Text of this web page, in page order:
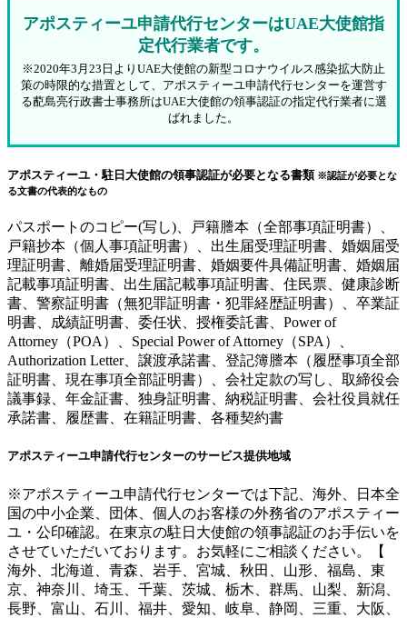
アポスティーユ申請代行センターはUAE大使館指
定代行業者です。
※2020年3月23日よりUAE大使館の新型コロナウイルス感染拡大防止
策の時限的な措置として、アポスティーユ申請代行センターを運営す
る蓜島亮行政書士事務所はUAE大使館の領事認証の指定代行業者に選
ばれました。
アポスティーユ・駐日大使館の領事認証が必要となる書類 ※認証が必要とな
る文書の代表的なもの
パスポートのコピー(写し)、戸籍謄本（全部事項証明書）、
戸籍抄本（個人事項証明書）、出生届受理証明書、婚姻届受
理証明書、離婚届受理証明書、婚姻要件具備証明書、婚姻届
記載事項証明書、出生届記載事項証明書、住民票、健康診断
書、警察証明書（無犯罪証明書・犯罪経歴証明書）、卒業証
明書、成績証明書、委任状、授権委託書、Power of
Attorney（POA）、Special Power of Attorney（SPA）、
Authorization Letter、譲渡承諾書、登記簿謄本（履歴事項全部
証明書、現在事項全部証明書）、会社定款の写し、取締役会
議事録、年金証書、独身証明書、納税証明書、会社役員就任
承諾書、履歴書、在籍証明書、各種契約書
アポスティーユ申請代行センターのサービス提供地域
※アポスティーユ申請代行センターでは下記、海外、日本全
国の中小企業、団体、個人のお客様の外務省のアポスティー
ユ・公印確認。在東京の駐日大使館の領事認証のお手伝いを
させていただいております。お気軽にご相談ください。【
海外、北海道、青森、岩手、宮城、秋田、山形、福島、東
京、神奈川、埼玉、千葉、茨城、栃木、群馬、山梨、新潟、
長野、富山、石川、福井、愛知、岐阜、静岡、三重、大阪、